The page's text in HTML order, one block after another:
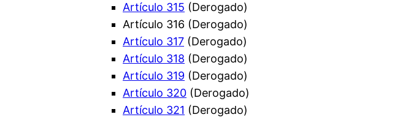
Artículo 315 (Derogado)
Artículo 316 (Derogado)
Artículo 317 (Derogado)
Artículo 318 (Derogado)
Artículo 319 (Derogado)
Artículo 320 (Derogado)
Artículo 321 (Derogado)